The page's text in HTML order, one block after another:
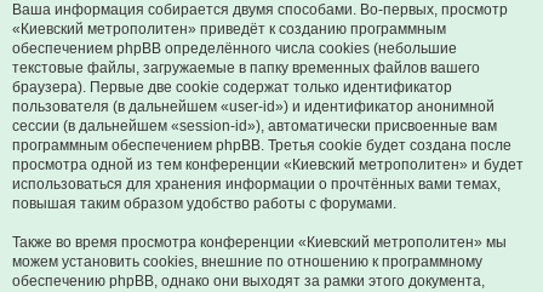
Ваша информация собирается двумя способами. Во-первых, просмотр
«Киевский метрополитен» приведёт к созданию программным
обеспечением phpBB определённого числа cookies (небольшие
текстовые файлы, загружаемые в папку временных файлов вашего
браузера). Первые две cookie содержат только идентификатор
пользователя (в дальнейшем «user-id») и идентификатор анонимной
сессии (в дальнейшем «session-id»), автоматически присвоенные вам
программным обеспечением phpBB. Третья cookie будет создана после
просмотра одной из тем конференции «Киевский метрополитен» и будет
использоваться для хранения информации о прочтённых вами темах,
повышая таким образом удобство работы с форумами.
Также во время просмотра конференции «Киевский метрополитен» мы
можем установить cookies, внешние по отношению к программному
обеспечению phpBB, однако они выходят за рамки этого документа,